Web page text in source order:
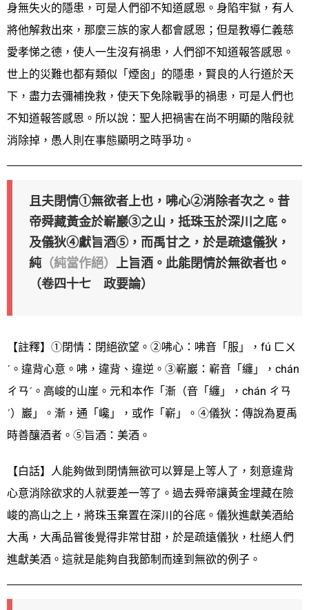
身無失火的隱患，可是人們卻不知道感恩。身陷牢獄，有人
將他解救出來，那麼三族的家人都會感恩；但是教導仁義慈
愛孝悌之德，使人一生沒有禍患，人們卻不知道報答感恩。
世上的災難也都有類似「煙囪」的隱患，賢良的人行道於天
下，盡力去彌補挽救，使天下免除戰爭的禍患，可是人們也
不知道報答感恩。所以說：聖人把禍害在尚不明顯的階段就
消除掉，愚人則在事態顯明之時爭功。
且夫閉情①無欲者上也，咈心②消除者次之。昔
帝舜藏黃金於嶄巖③之山，抵珠玉於深川之底。
及儀狄④獻旨酒⑤，而禹甘之，於是疏遠儀狄，
純 （純當作絕） 上旨酒。此能閉情於無欲者也。
（卷四十七 政要論）
【註釋】①閉情：閉絕欲望。②咈心：咈音「服」，fú ㄈㄨ
ˊ。違背心意。咈，違背、違逆。③嶄巖：嶄音「纏」，chán
ㄔㄢˊ。高峻的山崖。元和本作「漸（音「纏」，chán ㄔㄢ
ˊ）巖」。漸，通「巉」，或作「嶄」。④儀狄：傳說為夏禹
時善釀酒者。⑤旨酒：美酒。
【白話】人能夠做到閉情無欲可以算是上等人了，刻意違背
心意消除欲求的人就要差一等了。過去舜帝讓黃金埋藏在險
峻的高山之上，將珠玉棄置在深川的谷底。儀狄進獻美酒給
大禹，大禹品嘗後覺得非常甘甜，於是疏遠儀狄，杜絕人們
進獻美酒。這就是能夠自我節制而達到無欲的例子。